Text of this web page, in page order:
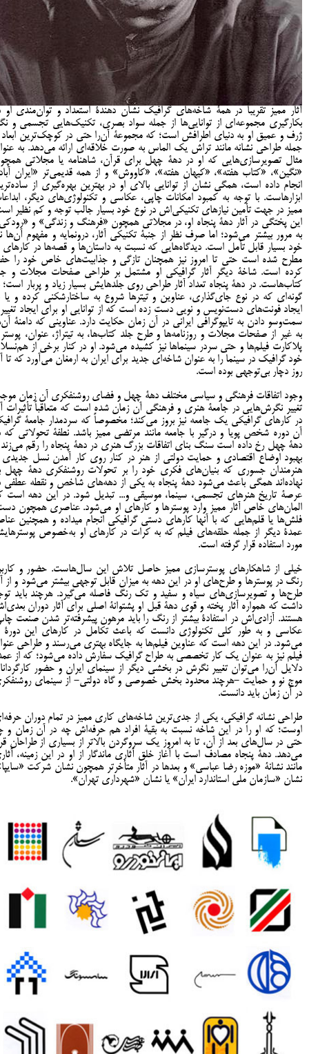
آثار مميز تقریباً در همۀ شاخه‌های گرافيک نشان دهندۀ استعداد و توان‌مندی او
بکارگيری مجموعه‌ای از توانایی‌ها از جمله سواد بصری، تکنيک‌هايی تجسمی و
ژرف و عمیق او به دنیای اطرافش است؛ که مجموعۀ آن‌را حتی در کوچک‌ترین ابعاد
جمله طراحی نشانه مانند تراش یک الماس به صورت خلاقه‌ای ارائه می‌دهد. به
مثال تصويرسازی‌هايی که او در دهۀ چهل برای قرآن، شاهنامه يا مجلاتی
«نگين»، «کتاب هفته»، «کيهان هفته»، «کاووش» و از همه قديمي‌تر «ايران
انجام داده است، همگی نشان از توانايی بالای او در بهترین بهره‌گيری از
ابزارهاست. با توجه به کمبود امکانات چاپی، عکاسی و تکنولوژی‌های ديگر،
مميز در جهت تأمين نيازهای تکنيکی‌اش در نوع خود بسيار جالب توجه و کم‌ نظير
اين پختگی در آثار دهۀ پنجاه او، در مجلاتی همچون «فرهنگ و زندگی» و
به مرور بيشتر می‌شود؛ اما صرف نظر از جنبۀ تکنيکی آثار، درونمايه و مفهوم آن‌ها
خود بسيار قابل تأمل است. ديدگاه‌هايی که نسبت به داستان‌ها و قصه‌ها در کارهای
مطرح شده است حتی تا امروز نیز همچنان تازگی و جذابيت‌های خاص خود را
کرده است. شاخۀ ديگر آثار گرافيکی او مشتمل بر طراحی صفحات مجلات و
کتاب‌هاست. در دهۀ پنجاه تعداد آثار طراحی روی جلدهايش بسیار زیاد و پربار است؛
گونه‌ای که در نوع جاي‌گذاری، عناوين و تيترها شروع به ساختارشکنی کرده و يا
ايجاد فونت‌های دست‌نویس و نويی دست زده است که از توانايی او برای ايجاد
سمت‌وسو دادن به تايپوگرافی ايرانی در آن زمان حکایت دارد. عناوينی که دامنۀ
به غير از صفحات مجلات و روزنامه‌ها و طرح جلد کتاب‌ها، به تيتراژ، عنوان،
پلاکارت فيلم‌ها و حتی سردر سينماها نيز کشيده می‌شود. او در کنار برخی از
خود گرافيک در سينما را به عنوان شاخه‌ای جديد برای ايران به ارمغان مي‌آورد که تا
روز دچار بی‌توجهی بوده است.
وجود اتفاقات فرهنگی و سياسی مختلف دهۀ چهل و فضای روشنفکری آن زمان
تغيير نگرش‌هايی در جامعۀ هنری و فرهنگی آن زمان شده است که متعاقباً تأثيرات
در کارهای گرافيکی يک جامعه نيز بروز مي‌کند؛ مخصوصاً که سردمدار جامعۀ
آن دوره شخص پويا و درگير با جامعه مانند مرتضی مميز باشد. نطفۀ تحولاتی که
دهۀ چهل رخ داده است سنگ بنای اتفاقات بزرگ هنری در دهۀ پنجاه را رقم
بهبود اوضاع اقتصادی و حمایت دولتی از هنر در کنار روی کار آمدن نسل جدیدی
هنرمندان جسوری که بنیان‌های فکری خود را بر تحولات روشنفکری دهۀ چهل
نهاده‌اند همگی باعث می‌شود دهۀ پنجاه به یکی از دهه‌های شاخص و نقطه عطفی
عرصۀ تاریخ هنرهای تجسمی، سینما، موسیقی و... تبدیل شود. در اين دهه است
المان‌های خاص آثار مميز وارد پوسترها و کارهای او می‌شود. عناصری همچون
فلش‌ها یا قلم‌هايی که با آنها کارهای دستی گرافيکی انجام ميداده و همچنين
عمدۀ ديگر از جمله حلقه‌های فيلم که به کرات در کارهای او به‌خصوص
مورد استفاده قرار گرفته است.
خيلی از شاهکارهای پوسترسازی مميز حاصل تلاش اين سال‌هاست. حضور و
رنگ در پوسترها و طرح‌های او در اين دهه به ميزان قابل توجهی بيشتر مي‌شود و از
طرح‌ها و تصويرسازی‌های سياه و سفيد و تک رنگ فاصله مي‌گيرد. هرچند باید
داشت که همواره آثار پخته و قوی دهۀ قبل او پشتوانۀ اصلی برای آثار دوران
هستند. آزادی‌اش در استفادۀ بيشتر از رنگ را بايد مرهون پيشرفته‌تر شدن صنعت
عکاسی و به طور کلی تکنولوژی دانست که باعث تکامل در کارهای اين دورۀ
می‌شود. در اين دهه است که عناوين فيلم‌ها به جايگاه بهتری می‌رسند و طراحی
فيلم نيز به عنوان يک کار تخصصی به طراح گرافیک سفارش داده می‌شود؛ که از
دلايل آن‌را می‌توان تغيير نگرش در بخشی دیگر از سينمای ايران و حضور
موج نو و حمایت -هرچند محدود بخش خصوصی و گاه دولتی- از سینمای
در آن زمان باید دانست.
طراحی نشانه گرافیکی، يکی از جدی‌ترين شاخه‌های کاری مميز در تمام دوران
اوست؛ که او را در اين شاخه نسبت به بقيۀ افراد هم حرفه‌اش چه در آن زمان و
حتی در سال‌های بعد از آن، تا به امروز يک سروگردن بالاتر از بسیاری از طراحان
مي‌دهد. دهۀ پنجاه مصادف است با آغاز خلق آثاری ماندگار از او در اين زمينه،
مانند نشانۀ «موزه رضا عباسی» و بعدها در آثار متأخرتر همچون نشان شرکت
نشان «سازمان ملی استاندارد ایران» یا نشان «شهرداری تهران».